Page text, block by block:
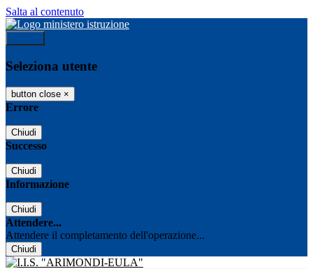
Salta al contenuto
Seleziona utente
button close ×
Errore
Chiudi
Successo
Chiudi
Informazione
Chiudi
Attendere...
Attendere il completamento dell'operazione...
Chiudi